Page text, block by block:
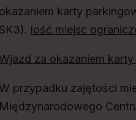
okazaniem karty
SK3). lość miejsc
Wjazd za okazaniem
W przypadku zajętości
Międzynarodowego